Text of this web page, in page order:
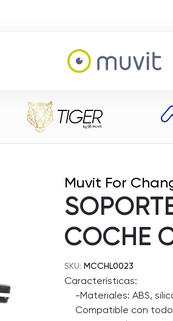
Muvit For
COCHE
SKU: MCCHL0023
Características:
-Materiales: ABS,
Compatible con